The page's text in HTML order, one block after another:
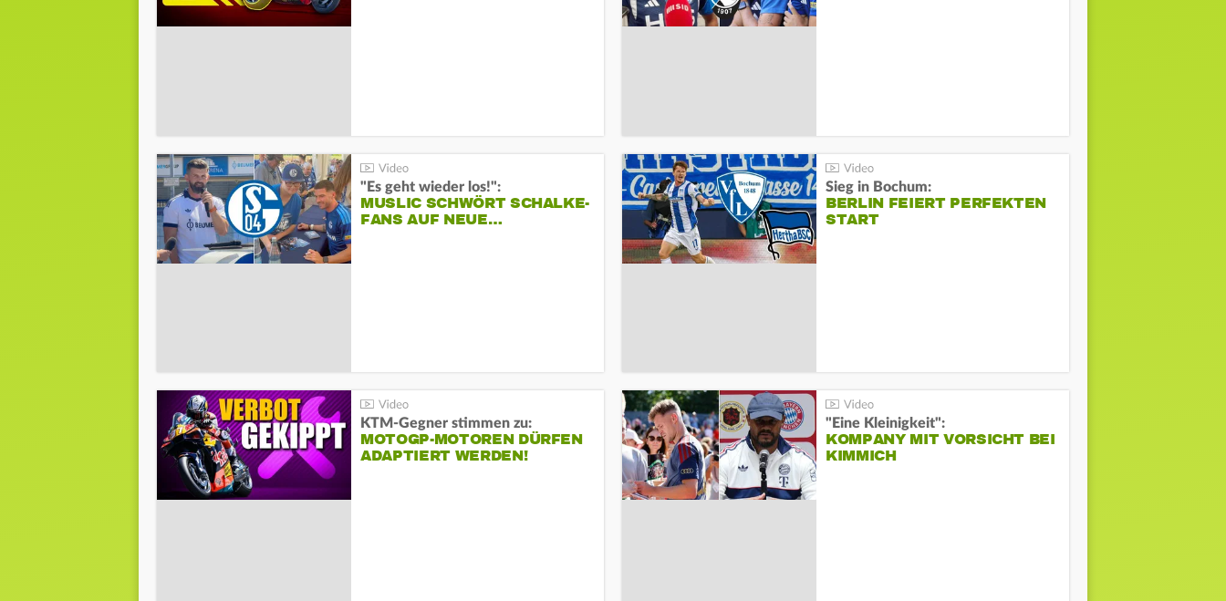
"Es geht wieder los!":
MUSLIC SCHWÖRT SCHALKE-
FANS AUF NEUE…
Sieg in Bochum:
BERLIN FEIERT PERFEKTEN
START
KTM-Gegner stimmen zu:
MOTOGP-MOTOREN DÜRFEN
ADAPTIERT WERDEN!
"Eine Kleinigkeit":
KOMPANY MIT VORSICHT BEI
KIMMICH